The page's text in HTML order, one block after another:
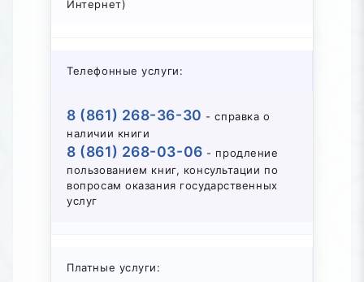
Интернет)
Телефонные услуги:
8 (861) 268-36-30 - справка о
наличии книги
8 (861) 268-03-06 - продление
пользованием книг, консультации по
вопросам оказания государственных
услуг
Платные услуги: